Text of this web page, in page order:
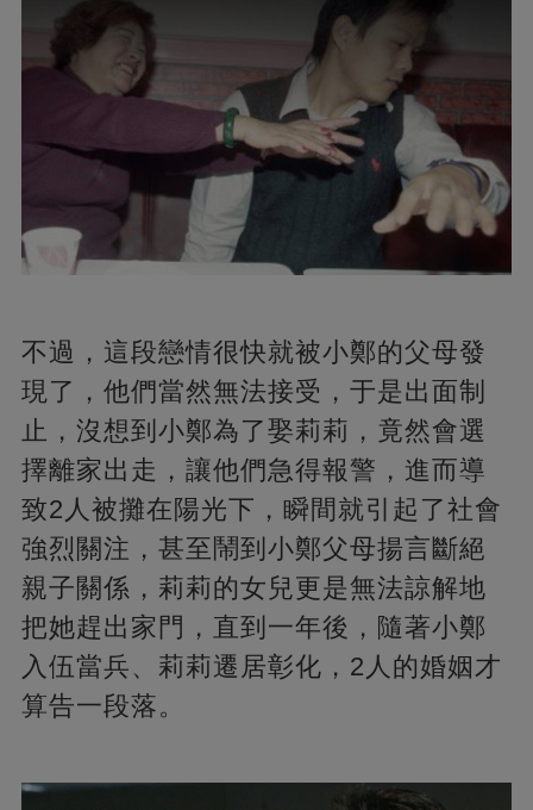
不過，這段戀情很快就被小鄭的父母發
現了，他們當然無法接受，于是出面制
止，沒想到小鄭為了娶莉莉，竟然會選
擇離家出走，讓他們急得報警，進而導
致2人被攤在陽光下，瞬間就引起了社會
強烈關注，甚至鬧到小鄭父母揚言斷絕
親子關係，莉莉的女兒更是無法諒解地
把她趕出家門，直到一年後，隨著小鄭
入伍當兵、莉莉遷居彰化，2人的婚姻才
算告一段落。